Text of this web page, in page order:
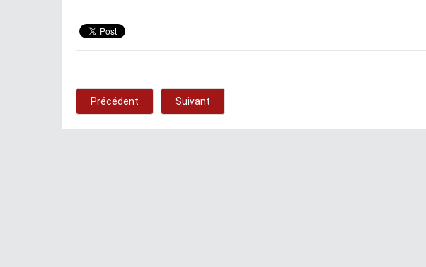
Précédent Suivant